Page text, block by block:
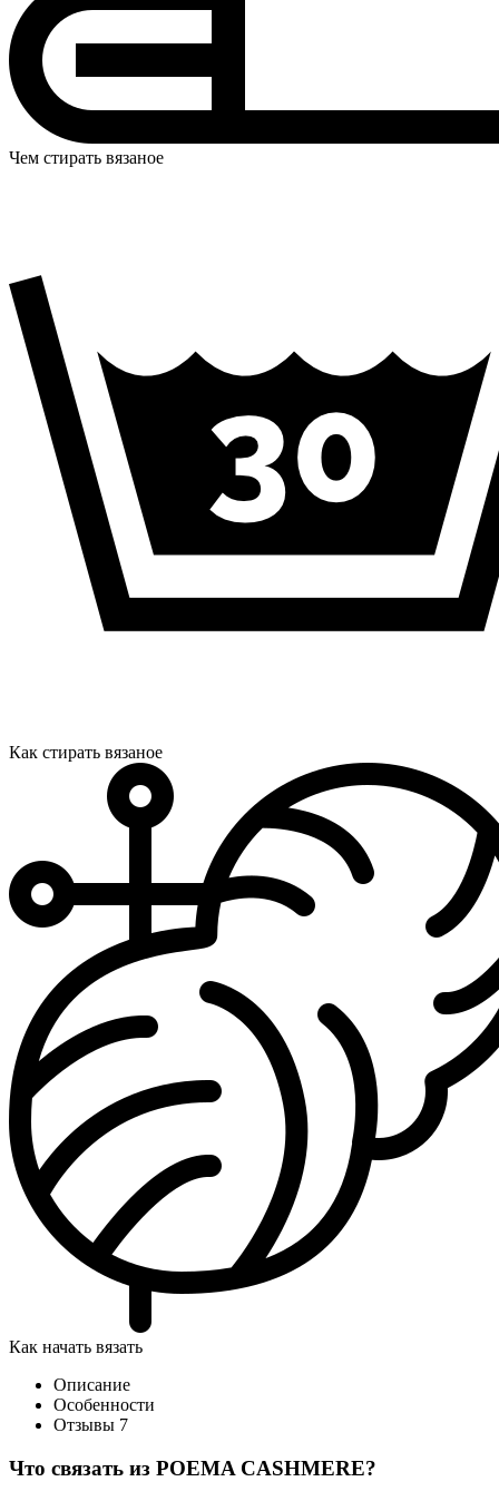
Чем стирать вязаное
Как стирать вязаное
Как начать вязать
Описание
Особенности
Отзывы 7
Что связать из POEMA CASHMERE?